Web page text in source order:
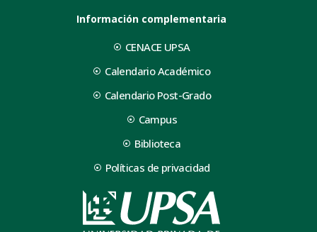
Información complementaria
CENACE UPSA
Calendario Académico
Calendario Post-Grado
Campus
Biblioteca
Políticas de privacidad